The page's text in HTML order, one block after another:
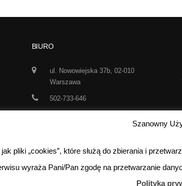
BIURO
ul. Nowowiejska 37b, 02-010
Warszawa
502-733-646
Szanowny
pliki „cookies”, które służą do zbierania i
wyraża Pani/Pan zgodę na przetwarzanie
Polityka